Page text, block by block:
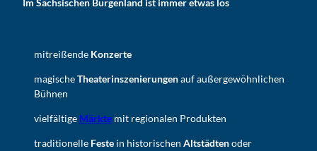
Im Sächsischen Burgenland ist immer etwas los
mitreißende Konzerte
magischeTheaterinszenierungenauf außergewöhnlichen
Bühnen
vielfältige Märkte mit regionalen Produkten
traditionelle Feste in historischen Altstädtenoder